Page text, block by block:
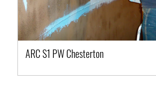
ARC S1 PW Chesterton